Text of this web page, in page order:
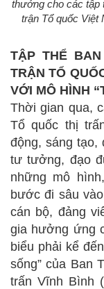
thưởng cho các tập
trận Tổ quốc Việt
TẬP THỂ
TRẬN TỔ
VỚI MÔ HÌNH
Thời gian qua,
Tổ quốc thị
động, sáng tạo,
tư tưởng, đạo
những mô
bước đi sâu
cán bộ, đảng
gia hưởng ứng
biểu phải kể
sống” của Ban
trấn Vĩnh Bình